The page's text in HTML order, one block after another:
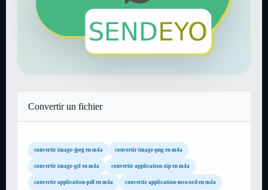
Convertir un fichier
convertir image-jpeg en m4a convertir image-png en m4a
convertir image-gif en m4a convertir application-zip en m4a
convertir application-pdf en m4a convertir application-msword en m4a